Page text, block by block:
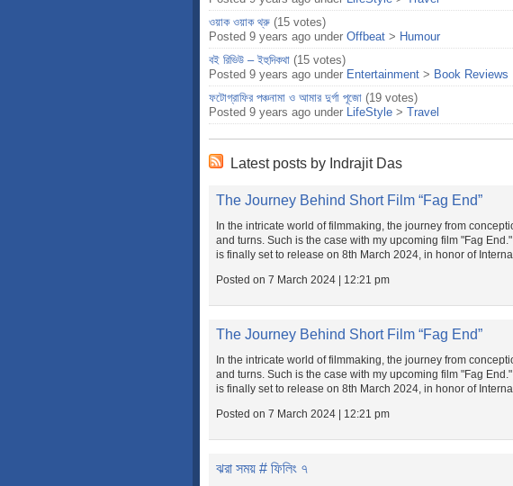
ওয়াক ওয়াক থ্রু (15 votes)
Posted 9 years ago under Offbeat > Humour
বই রিভিউ – ইহুদিকথা (15 votes)
Posted 9 years ago under Entertainment > Book Reviews
ফটোগ্রাফির পঞ্চনামা ও আমার দুর্গা পূজো (19 votes)
Posted 9 years ago under LifeStyle > Travel
Latest posts by Indrajit Das
The Journey Behind Short Film “Fag End”
In the intricate world of filmmaking, the journey from
and turns. Such is the case with my upcoming film "Fag
is finally set to release on 8th March 2024, in honor of
Posted on 7 March 2024 | 12:21 pm
The Journey Behind Short Film “Fag End”
In the intricate world of filmmaking, the journey from
and turns. Such is the case with my upcoming film "Fag
is finally set to release on 8th March 2024, in honor of
Posted on 7 March 2024 | 12:21 pm
ঝরা সময় # ফিলিং ৭